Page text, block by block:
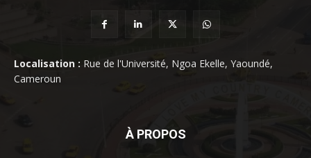
Localisation : Rue de l'Université, Ngoa Ekelle, Yaoundé,
Cameroun
À PROPOS